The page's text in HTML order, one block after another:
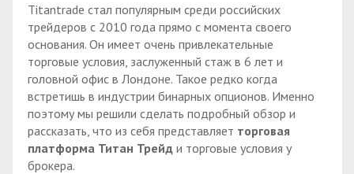
Titantrade стал популярным среди российских
трейдеров с 2010 года прямо с момента своего
основания. Он имеет очень привлекательные
торговые условия, заслуженный стаж в 6 лет и
головной офис в Лондоне. Такое редко когда
встретишь в индустрии бинарных опционов. Именно
поэтому мы решили сделать подробный обзор и
рассказать, что из себя представляет торговая
платформа Титан Трейд и торговые условия у
брокера.